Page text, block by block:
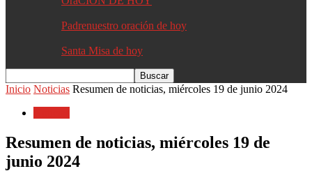
Padrenuestro oración de hoy
Santa Misa de hoy
Inicio Noticias Resumen de noticias, miércoles 19 de junio 2024
Resumen de noticias, miércoles 19 de
junio 2024